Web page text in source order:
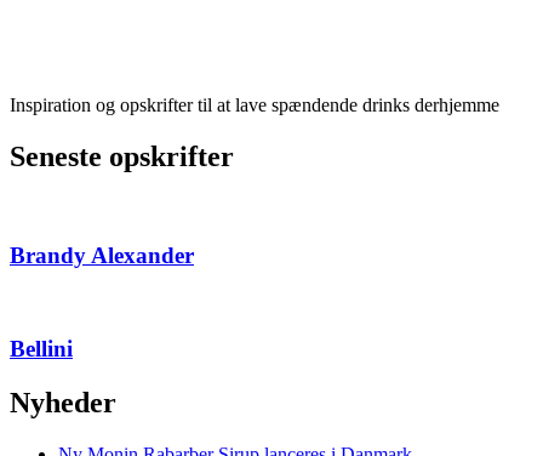
Inspiration og opskrifter til at lave spændende drinks derhjemme
Seneste opskrifter
Brandy Alexander
Bellini
Nyheder